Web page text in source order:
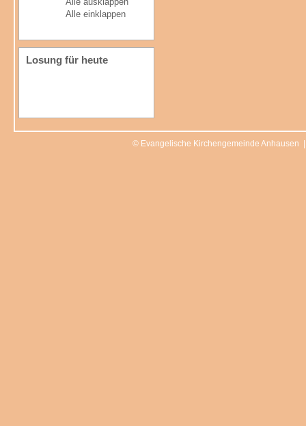
Alle einklappen
Losung für heute
© Evangelische Kirchengemeinde Anhausen